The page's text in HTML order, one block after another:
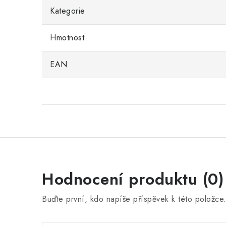
Kategorie
Hmotnost
EAN
Hodnocení produktu (0)
Buďte první, kdo napíše příspěvek k této položce.